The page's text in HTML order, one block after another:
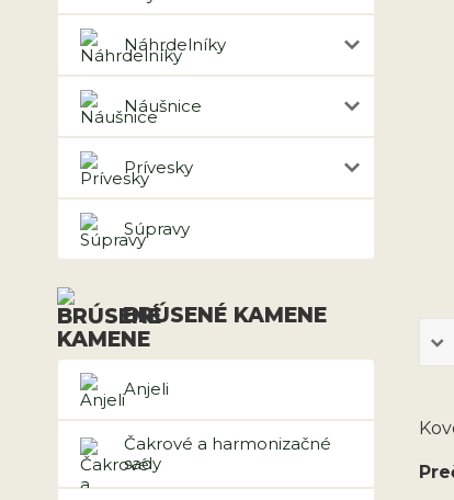
Náhrdelníky
Náušnice
Prívesky
Súpravy
BRÚSENÉ KAMENE
Anjeli
Čakrové a harmonizačné
sady